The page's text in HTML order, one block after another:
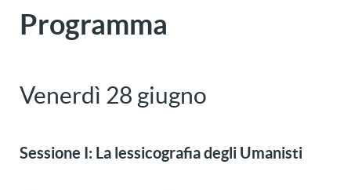
Programma
Venerdì 28 giugno
Sessione I: La lessicografia degli Umanisti